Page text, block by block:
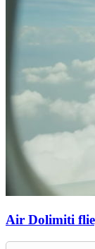
Air Dolimiti